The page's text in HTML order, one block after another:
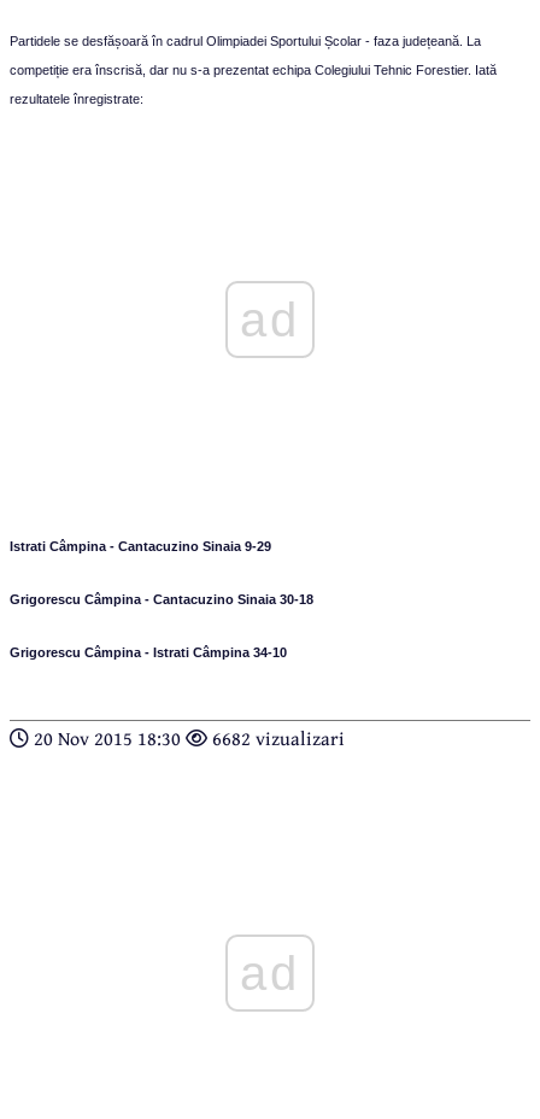
Partidele se desfășoară în cadrul Olimpiadei Sportului Școlar - faza județeană. La
competiție era înscrisă, dar nu s-a prezentat echipa Colegiului Tehnic Forestier. Iată
rezultatele înregistrate:
ad
Istrati Câmpina - Cantacuzino Sinaia 9-29
Grigorescu Câmpina - Cantacuzino Sinaia 30-18
Grigorescu Câmpina - Istrati Câmpina 34-10
20 Nov 2015 18:30 6682 vizualizari
ad